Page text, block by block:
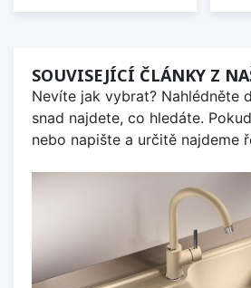
SOUVISEJÍCÍ ČLÁNKY Z
Nevíte jak vybrat? Nahlédněte
snad najdete, co hledáte.
nebo napište a určitě najdeme